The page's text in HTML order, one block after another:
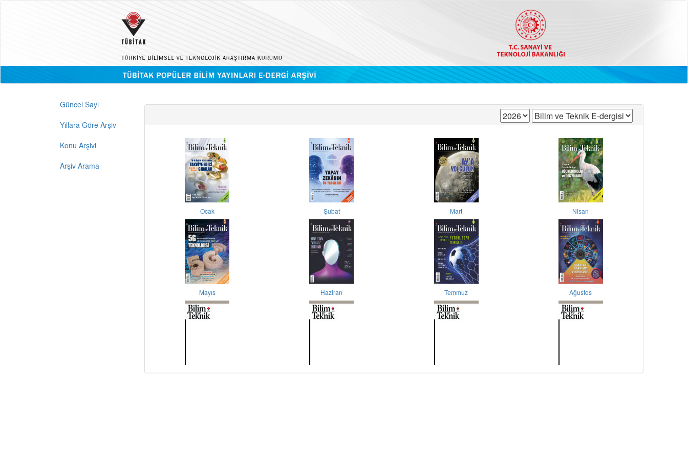
Güncel Sayı
Yıllara Göre Arşiv
Konu Arşivi
Arşiv Arama
Ocak Şubat Mart Nisan
Mayıs Haziran Temmuz Ağustos